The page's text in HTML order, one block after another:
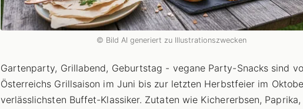
© Bild AI generiert zu Illustrationszwecken
Gartenparty, Grillabend, Geburtstag - vegane Party-Snacks sind
Österreichs Grillsaison im Juni bis zur letzten Herbstfeier im
verlässlichsten Buffet-Klassiker. Zutaten wie Kichererbsen,